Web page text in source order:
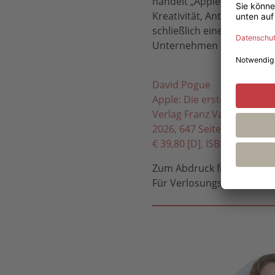
Kreativität, Antrieb und
schließlich eines der
Unternehmen der
David Pogue
Apple: Die ersten 50 Jahre
Verlag Franz Vahlen,
2026, 647 Seiten,
€ 39,80 [D], ISBN 978-3-
Zum Abdruck frei.
Für Verlosungsaktionen